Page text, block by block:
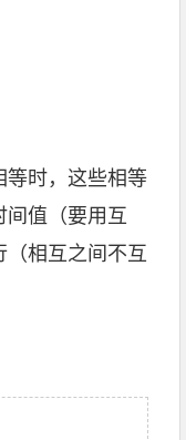
等时，这些相等
间值（要用互
（相互之间不互